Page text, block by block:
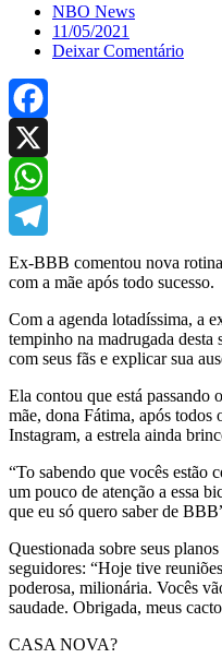
NBO News
11/05/2021
Deixar Comentário
Facebook
X
WhatsApp
Telegram
Ex-BBB comentou nova
com a mãe após todo sucesso.
Com a agenda lotadíssima, a
tempinho na madrugada desta
com seus fãs e explicar sua
Ela contou que está passando
mãe, dona Fátima, após todos
Instagram, a estrela ainda
“To sabendo que vocês estão
um pouco de atenção a essa
que eu só quero saber de
Questionada sobre seus
seguidores: “Hoje tive
poderosa, milionária. Vocês
saudade. Obrigada, meus
CASA NOVA?